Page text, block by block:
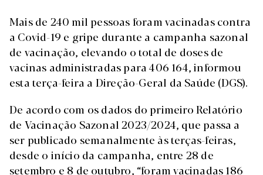
Mais de 240 mil pessoas foram vacinadas contra
a Covid-19 e gripe durante a campanha sazonal
de vacinação, elevando o total de doses de
vacinas administradas para 406 164, informou
esta terça-feira a Direção-Geral da Saúde (DGS).
De acordo com os dados do primeiro Relatório
de Vacinação Sazonal 2023/2024, que passa a
ser publicado semanalmente às terças-feiras,
desde o início da campanha, entre 28 de
setembro e 8 de outubro, “foram vacinadas 186